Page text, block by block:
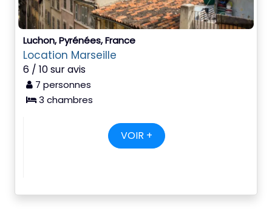
Luchon, Pyrénées, France
Location Marseille
6 / 10 sur avis
7 personnes
3 chambres
VOIR +